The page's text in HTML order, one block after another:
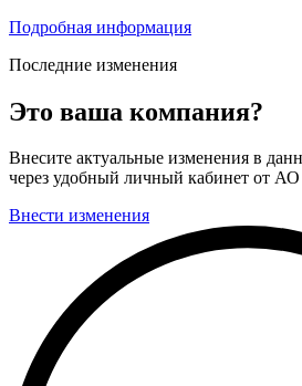
Подробная информация
Последние изменения
Это ваша компания?
Внесите актуальные изменения в
через удобный личный кабинет от
Внести изменения